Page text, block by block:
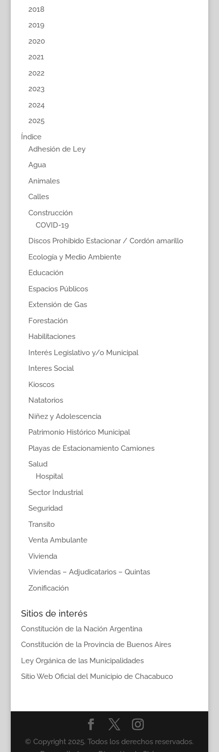
2018
2019
2020
2021
2022
2023
2024
2025
Índice
Adhesión de Ley
Agua
Animales
Calles
Construcción
COVID-19
Discos Prohibido Estacionar / Cordón amarillo
Ecología y Medio Ambiente
Educación
Espacios Públicos
Extensión de Gas
Forestación
Habilitaciones
Interés Legislativo y/o Municipal
Interes Social
Kioscos
Natatorios
Niñez y Adolescencia
Patrimonio Histórico Municipal
Playas de Estacionamiento Camiones
Salud
Hospital
Sector Industrial
Seguridad
Transito
Venta Ambulante
Vivienda
Viviendas – Adjudicatarios – Quintas
Zonificación
Sitios de interés
Constitución de la Nación Argentina
Constitución de la Provincia de Buenos Aires
Ley Orgánica de las Municipalidades
Sitio Web Oficial del Municipio de Chacabuco
© Copyright 2025. Todos los derechos reservados.